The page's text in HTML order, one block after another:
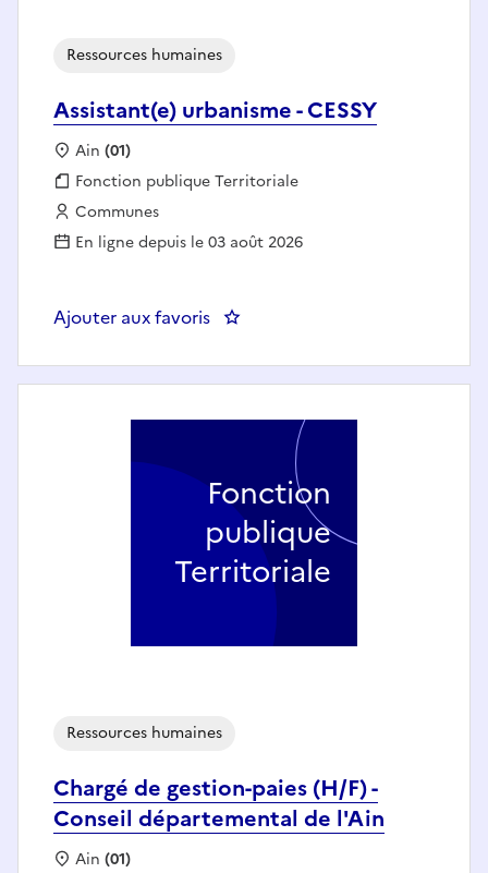
Assistant(e) urbanisme - CESSY
Ressources humaines
Localisation :
Ain (01)
Fonction publique :
Fonction publique Territoriale
Employeur :
Communes
En ligne depuis le 03 août 2026
Ajouter aux favoris : Assistant(e) urbanisme - CESSY
Chargé de gestion-paies (H/F) -
Conseil départemental de l'Ain
Ressources humaines
Localisation :
Ain (01)
Fonction
publique
Territoriale